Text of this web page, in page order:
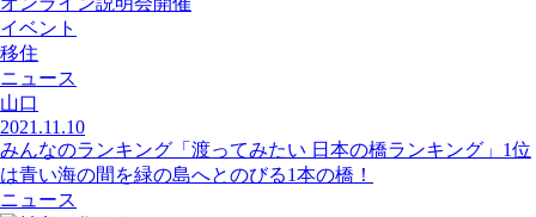
イベント
移住
ニュース
山口
2021.11.10
みんなのランキング「渡ってみたい 日本の橋ランキング」1位
は青い海の間を緑の島へとのびる1本の橋！
ニュース